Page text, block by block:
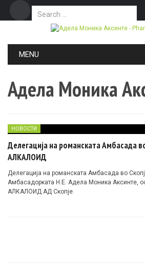
Search for:
MENU
Адела Моника
НОВОСТИ
Делегација на романската Амбасада
АЛКАЛОИД
Делегација на романската Амбасада во
Aмбасадорката Н.Е. Адела Моника Аксинте,
АЛКАЛОИД АД Скопје.